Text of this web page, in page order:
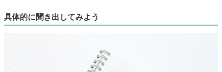
具体的に聞き出してみよう